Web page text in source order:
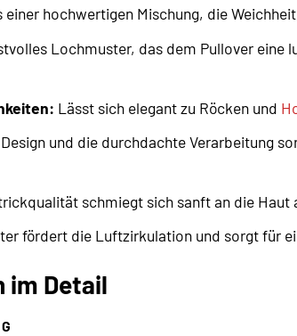
einer hochwertigen Mischung, die
Lochmuster, das dem Pullover eine
Lässt sich elegant zu Röcken und
und die durchdachte Verarbeitung
schmiegt sich sanft an die
fördert die Luftzirkulation und sorgt für
im Detail